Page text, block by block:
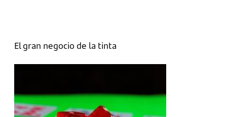
El gran negocio de la tinta